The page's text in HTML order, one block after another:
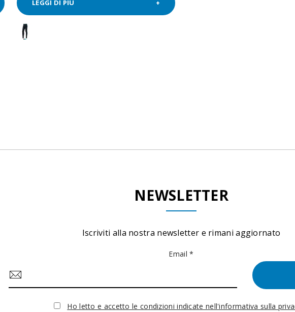
LEGGI DI PIÙ
NEWSLETTER
Iscriviti alla nostra newsletter e rimani aggiornato
Email *
Ho letto e accetto le condizioni indicate nell'informativa sulla